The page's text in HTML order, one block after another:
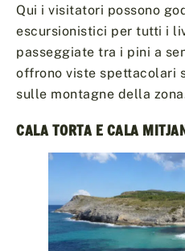
Qui i visitatori possono
escursionistici per tutti i
passeggiate tra i pini a
offrono viste spettacolari
sulle montagne della
CALA TORTA E CALA